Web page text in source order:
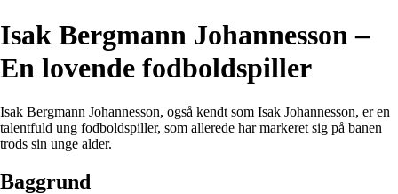
Isak Bergmann Johannesson –
En lovende fodboldspiller
Isak Bergmann Johannesson, også kendt som Isak Johannesson, er en
talentfuld ung fodboldspiller, som allerede har markeret sig på banen
trods sin unge alder.
Baggrund